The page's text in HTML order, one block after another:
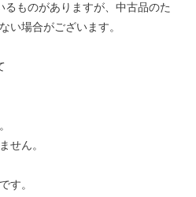
ものがありますが、中古品のた
い場合がございます。
ん。
す。